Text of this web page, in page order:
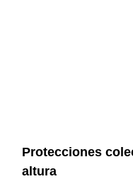
Protecciones
altura